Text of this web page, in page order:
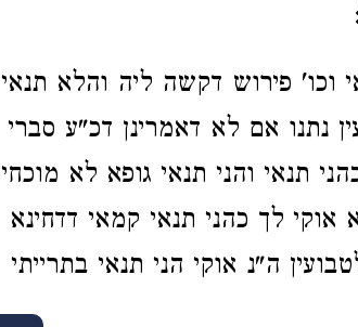
וכו' פירוש דקשה ליה והלא תנאי
נתנו אם לא דאמרינן דכ"ע סברי
תנאי והני תנאי גופא לא מוכחי
אוקי לך כהני תנאי קמאי דדחינא
ה"נ אוקי הני תנאי בתרייתי